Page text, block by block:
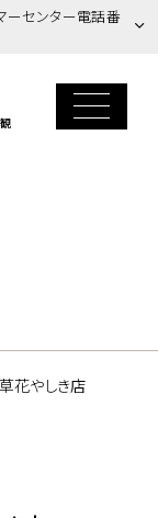
ーセンター電話番
花やしき店